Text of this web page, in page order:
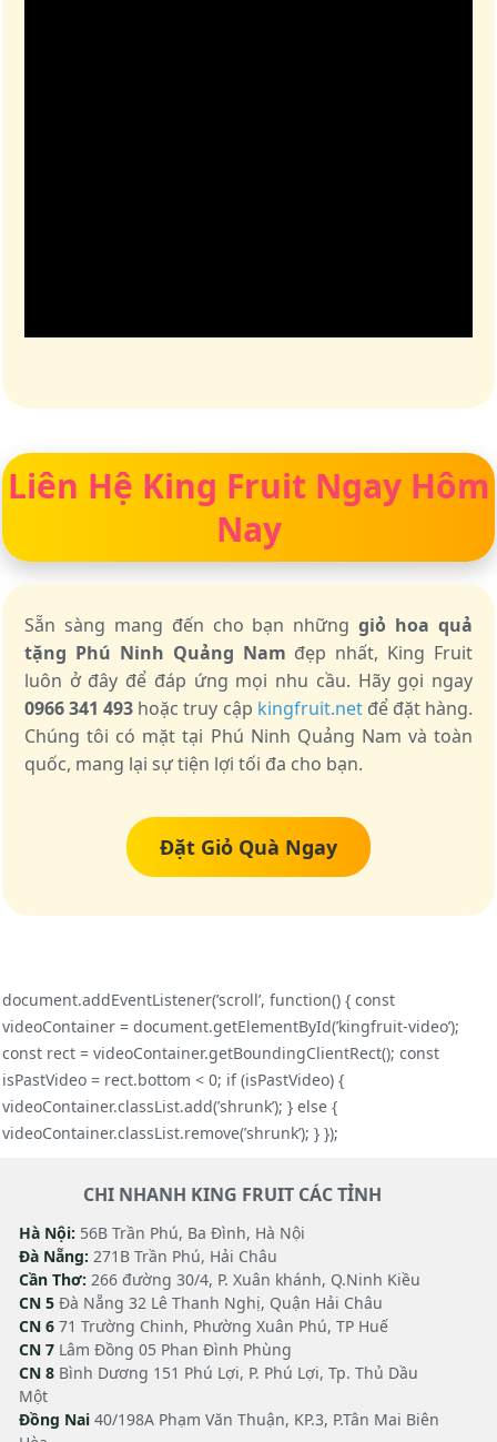
Liên Hệ King Fruit Ngay Hôm
Nay
Sẵn sàng mang đến cho bạn nhữnggiỏ hoa quả
tặng Phú Ninh Quảng Nam đẹp nhất, King Fruit
luôn ở đây để đáp ứng mọi nhu cầu. Hãy gọi ngay
0966 341 493 hoặc truy cập kingfruit.netđể đặt hàng.
Chúng tôi có mặt tại Phú Ninh Quảng Nam và toàn
quốc, mang lại sự tiện lợi tối đa cho bạn.
Đặt Giỏ Quà Ngay
document.addEventListener(’scroll’, function() { const
videoContainer = document.getElementById(’kingfruit-video’);
const rect = videoContainer.getBoundingClientRect(); const
isPastVideo = rect.bottom < 0; if (isPastVideo) {
videoContainer.classList.add(’shrunk’); } else {
videoContainer.classList.remove(’shrunk’); } });
CHI NHANH KING FRUIT CÁC TỈNH
Hà Nội: 56B Trần Phú, Ba Đình, Hà Nội
Đà Nẵng: 271B Trần Phú, Hải Châu
Cần Thơ: 266 đường 30/4, P. Xuân khánh, Q.Ninh Kiều
CN 5 Đà Nẵng 32 Lê Thanh Nghị, Quận Hải Châu
CN 6 71 Trường Chinh, Phường Xuân Phú, TP Huế
CN 7 Lâm Đồng 05 Phan Đình Phùng
CN 8 Bình Dương 151 Phú Lợi, P. Phú Lợi, Tp. Thủ Dầu
Một
Đồng Nai 40/198A Phạm Văn Thuận, KP.3, P.Tân Mai Biên